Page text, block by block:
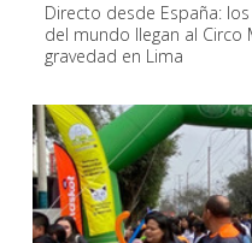
Directo desde España:
del mundo llegan al
gravedad en Lima